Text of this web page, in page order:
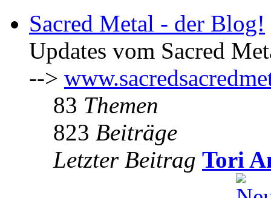
Sacred Metal - der Blog!
Updates vom Sacred
-->
83 Themen
823 Beiträge
Letzter Beitrag Tori